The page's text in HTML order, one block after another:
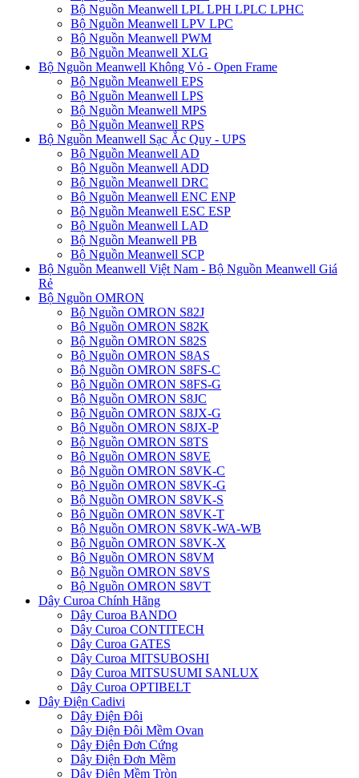
Bộ Nguồn Meanwell LPL LPH LPLC LPHC
Bộ Nguồn Meanwell LPV LPC
Bộ Nguồn Meanwell PWM
Bộ Nguồn Meanwell XLG
Bộ Nguồn Meanwell Không Vỏ - Open Frame
Bộ Nguồn Meanwell EPS
Bộ Nguồn Meanwell LPS
Bộ Nguồn Meanwell MPS
Bộ Nguồn Meanwell RPS
Bộ Nguồn Meanwell Sạc Ắc Quy - UPS
Bộ Nguồn Meanwell AD
Bộ Nguồn Meanwell ADD
Bộ Nguồn Meanwell DRC
Bộ Nguồn Meanwell ENC ENP
Bộ Nguồn Meanwell ESC ESP
Bộ Nguồn Meanwell LAD
Bộ Nguồn Meanwell PB
Bộ Nguồn Meanwell SCP
Bộ Nguồn Meanwell Việt Nam - Bộ Nguồn Meanwell Giá
Rẻ
Bộ Nguồn OMRON
Bộ Nguồn OMRON S82J
Bộ Nguồn OMRON S82K
Bộ Nguồn OMRON S82S
Bộ Nguồn OMRON S8AS
Bộ Nguồn OMRON S8FS-C
Bộ Nguồn OMRON S8FS-G
Bộ Nguồn OMRON S8JC
Bộ Nguồn OMRON S8JX-G
Bộ Nguồn OMRON S8JX-P
Bộ Nguồn OMRON S8TS
Bộ Nguồn OMRON S8VE
Bộ Nguồn OMRON S8VK-C
Bộ Nguồn OMRON S8VK-G
Bộ Nguồn OMRON S8VK-S
Bộ Nguồn OMRON S8VK-T
Bộ Nguồn OMRON S8VK-WA-WB
Bộ Nguồn OMRON S8VK-X
Bộ Nguồn OMRON S8VM
Bộ Nguồn OMRON S8VS
Bộ Nguồn OMRON S8VT
Dây Curoa Chính Hãng
Dây Curoa BANDO
Dây Curoa CONTITECH
Dây Curoa GATES
Dây Curoa MITSUBOSHI
Dây Curoa MITSUSUMI SANLUX
Dây Curoa OPTIBELT
Dây Điện Cadivi
Dây Điện Đôi
Dây Điện Đôi Mềm Ovan
Dây Điện Đơn Cứng
Dây Điện Đơn Mềm
Dây Điện Mềm Tròn